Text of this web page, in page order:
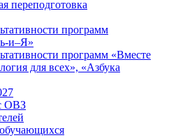
переподготовка
программ
и–Я»
программ «Вместе
для всех», «Азбука
ОВЗ